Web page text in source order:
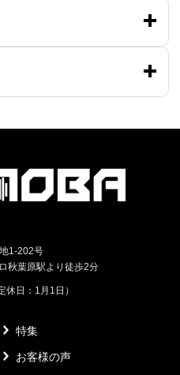
1-202号
秋葉原駅より徒歩2分
日：1月1日）
特集
お客様の声